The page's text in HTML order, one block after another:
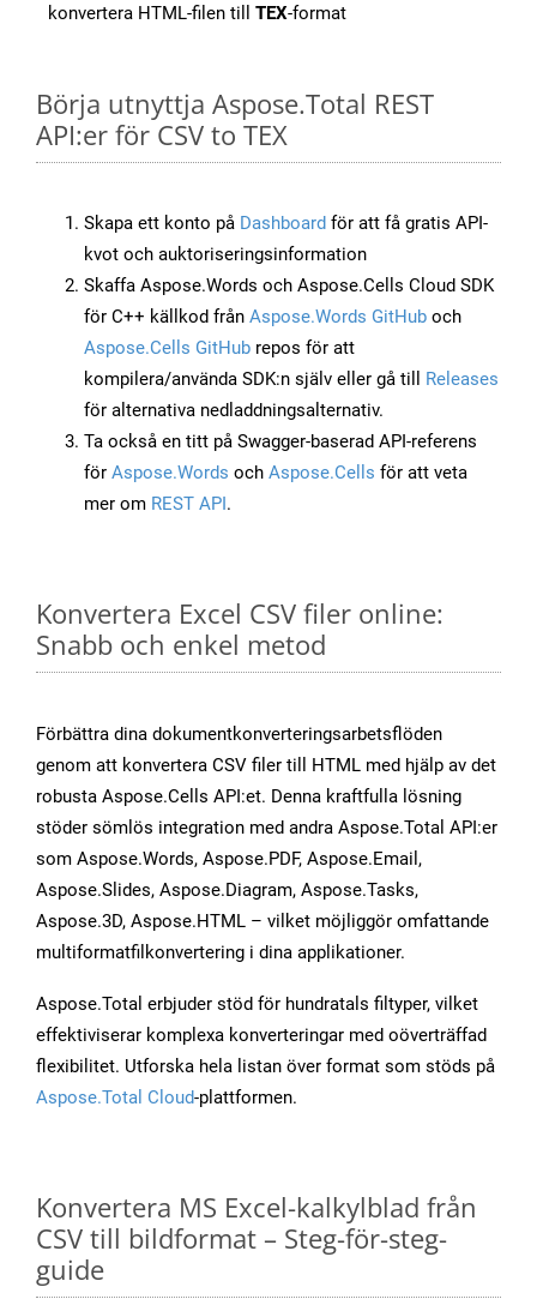
konvertera HTML-filen till TEX-format
Börja utnyttja Aspose.Total REST
API:er för CSV to TEX
Skapa ett konto på Dashboard för att få gratis API-
kvot och auktoriseringsinformation
Skaffa Aspose.Words och Aspose.Cells Cloud SDK
för C++ källkod från Aspose.Words GitHub och
Aspose.Cells GitHub repos för att
kompilera/använda SDK:n själv eller gå till Releases
för alternativa nedladdningsalternativ.
Ta också en titt på Swagger-baserad API-referens
för Aspose.Words och Aspose.Cells för att veta
mer om REST API.
Konvertera Excel CSV filer online:
Snabb och enkel metod
Förbättra dina dokumentkonverteringsarbetsflöden
genom att konvertera CSV filer till HTML med hjälp av det
robusta Aspose.Cells API:et. Denna kraftfulla lösning
stöder sömlös integration med andra Aspose.Total API:er
som Aspose.Words, Aspose.PDF, Aspose.Email,
Aspose.Slides, Aspose.Diagram, Aspose.Tasks,
Aspose.3D, Aspose.HTML – vilket möjliggör omfattande
multiformatfilkonvertering i dina applikationer.
Aspose.Total erbjuder stöd för hundratals filtyper, vilket
effektiviserar komplexa konverteringar med oöverträffad
flexibilitet. Utforska hela listan över format som stöds på
Aspose.Total Cloud-plattformen.
Konvertera MS Excel-kalkylblad från
CSV till bildformat – Steg-för-steg-
guide